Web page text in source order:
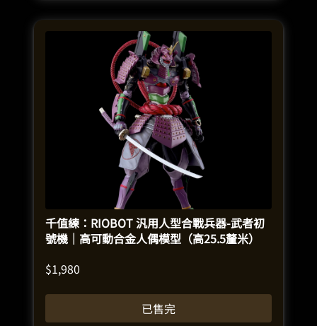
千值練：RIOBOT 汎用人型合戰兵器-武者初
號機｜高可動合金人偶模型（高25.5釐米）
$1,980
已售完